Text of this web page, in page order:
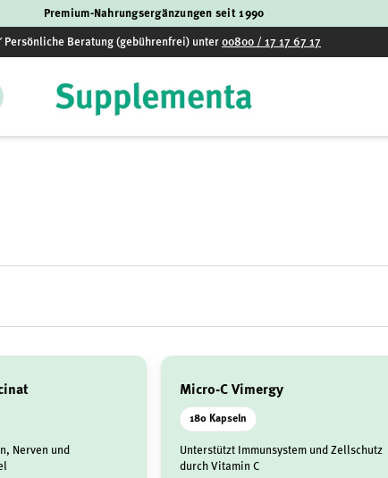
Premium-Nahrungsergänzungen seit 1990
Persönliche Beratung (gebührenfrei) unter 00800 / 17 17 67 17
Nerven und
Micro-C Vimergy
180 Kapseln
Unterstützt Immunsystem und Zellschutz
durch Vitamin C